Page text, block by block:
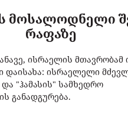
მოსალოდნელი
რაფაზე
ისრაელის მთავრობამ
დაისახა: ისრაელელი
"ჰამასის" სამხედრო
განადგურება.